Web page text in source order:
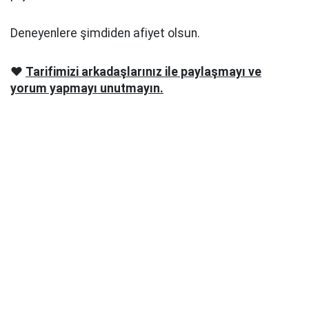
Deneyenlere şimdiden afiyet olsun.
❤️ Tarifimizi arkadaşlarınız ile paylaşmayı ve
yorum yapmayı unutmayın.